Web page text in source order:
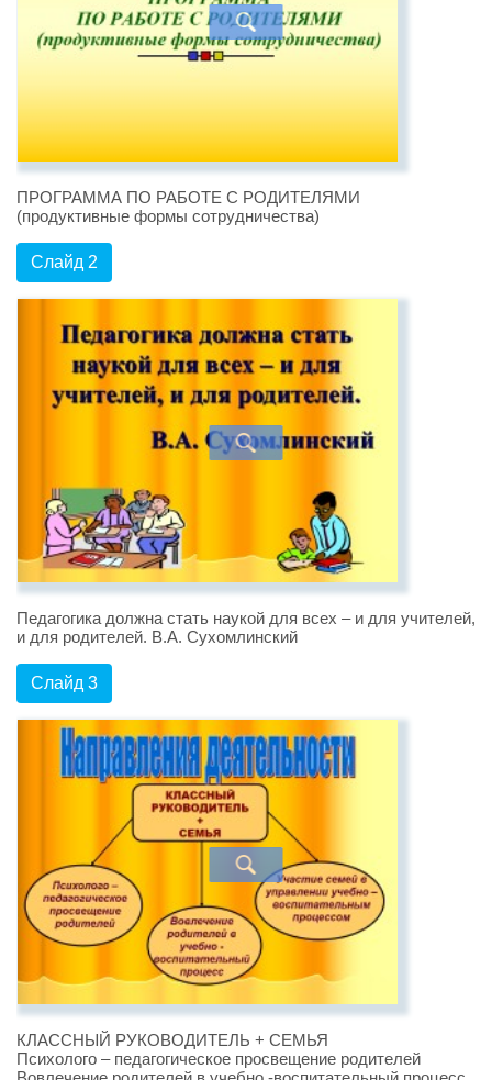
ПРОГРАММА ПО РАБОТЕ С РОДИТЕЛЯМИ
(продуктивные формы сотрудничества)
Слайд 2
Педагогика должна стать наукой для всех – и для учителей,
и для родителей. В.А. Сухомлинский
Слайд 3
КЛАССНЫЙ РУКОВОДИТЕЛЬ + СЕМЬЯ
Психолого – педагогическое просвещение родителей